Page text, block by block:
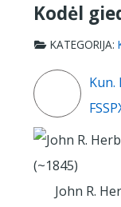
Kodėl
KATEGORIJA:
Kun.
John R.